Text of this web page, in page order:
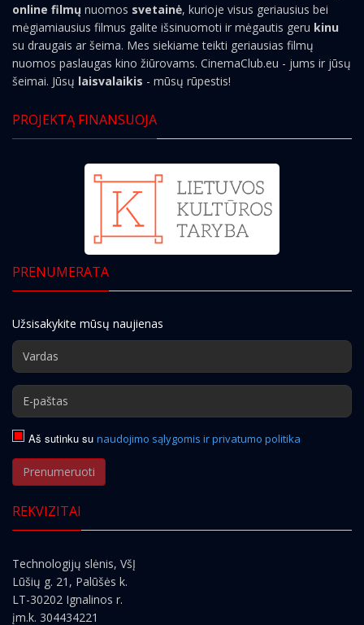
online filmų nuomos svetainė, kurioje visus geriausius bei
mėgiamiausius filmus galite išsinuomoti ir mėgautis geru kinu
su draugais ar šeima. Mes siekiame teikti geriausias filmų
nuomos paslaugas kino žiūrovams. CinemaClub.eu - jums ir jūsų
šeimai. Jūsų laisvalaikis - mūsų rūpestis!
PROJEKTĄ FINANSUOJA
PRENUMERATA
Užsisakykite mūsų naujienas
Aš sutinku su naudojimo sąlygomis ir privatumo politika
Prenumeruoti
REKVIZITAI
Technologijų slėnis, VšĮ
Lūšių g. 21, Palūšės k.
LT-30202 Ignalinos r.
įm.k. 304434221